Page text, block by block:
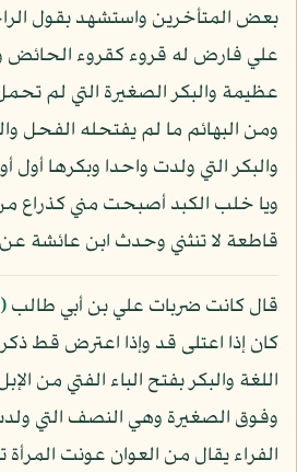
بعض المتأخرين واستشهد بقول
علي فارض له قروء كقروء الحائض
عظيمة والبكر الصغيرة التي لم
ومن البهائم ما لم يفتحله الفحل
والبكر التي ولدت واحدا وبكرها أول
ويا خلب الكبد أصبحت مني كذراع
قاطعة لا تنثني وحدث ابن عائشة
قال كانت ضربات علي بن أبي طالب
كان إذا اعتلى قد وإذا اعترض قط
اللغة والبكر بفتح الباء الفتي من
وفوق الصغيرة وهي النصف التي
الفراء يقال من العوان عونت المرأة